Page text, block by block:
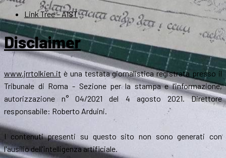
Link Tree – AIST
Disclaimer
www.jrrtolkien.it è una testata giornalistica registrata presso il
Tribunale di Roma - Sezione per la stampa e l’informazione,
autorizzazione n° 04/2021 del 4 agosto 2021. Direttore
responsabile: Roberto Arduini.
I contenuti presenti su questo sito non sono generati con
l'ausilio dell'intelligenza artificiale.